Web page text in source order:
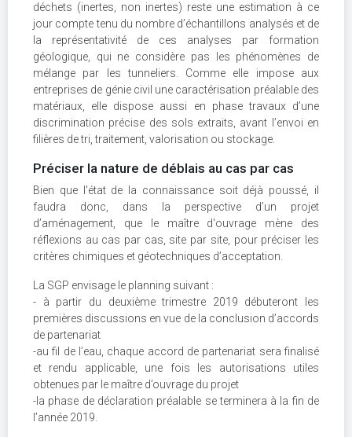
déchets (inertes, non inertes) reste une estimation à ce
jour compte tenu du nombre d’échantillons analysés et de
la représentativité de ces analyses par formation
géologique, qui ne considère pas les phénomènes de
mélange par les tunneliers. Comme elle impose aux
entreprises de génie civil une caractérisation préalable des
matériaux, elle dispose aussi en phase travaux d’une
discrimination précise des sols extraits, avant l’envoi en
filières de tri, traitement, valorisation ou stockage.
Préciser la nature de déblais au cas par cas
Bien que l'état de la connaissance soit déjà poussé, il
faudra donc, dans la perspective d’un projet
d’aménagement, que le maître d'ouvrage mène des
réflexions au cas par cas, site par site, pour préciser les
critères chimiques et géotechniques d’acceptation.
La SGP envisage le planning suivant :
- à partir du deuxième trimestre 2019 débuteront les
premières discussions en vue de la conclusion d’accords
de partenariat
-au fil de l’eau, chaque accord de partenariat sera finalisé
et rendu applicable, une fois les autorisations utiles
obtenues par le maître d’ouvrage du projet
-la phase de déclaration préalable se terminera à la fin de
l’année 2019.